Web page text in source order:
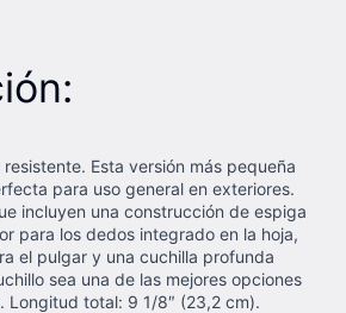
Esta versión más pequeña
para uso general en exteriores.
incluyen una construcción de espiga
para los dedos integrado en la hoja,
el pulgar y una cuchilla profunda
sea una de las mejores opciones
Longitud total: 9 1/8″ (23,2 cm).